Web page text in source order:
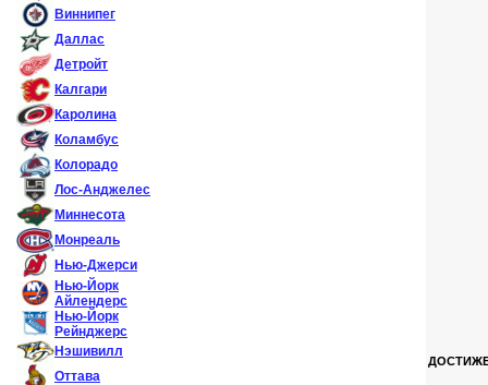
Виннипег
Даллас
Детройт
Калгари
Каролина
Коламбус
Колорадо
Лос-Анджелес
Миннесота
Монреаль
Нью-Джерси
Нью-Йорк
Айлендерс
Нью-Йорк
Рейнджерс
Нэшивилл
Оттава